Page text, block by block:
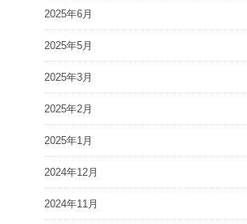
2025年6月
2025年5月
2025年3月
2025年2月
2025年1月
2024年12月
2024年11月